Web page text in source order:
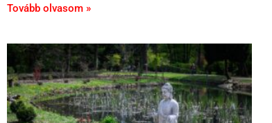
Tovább olvasom »